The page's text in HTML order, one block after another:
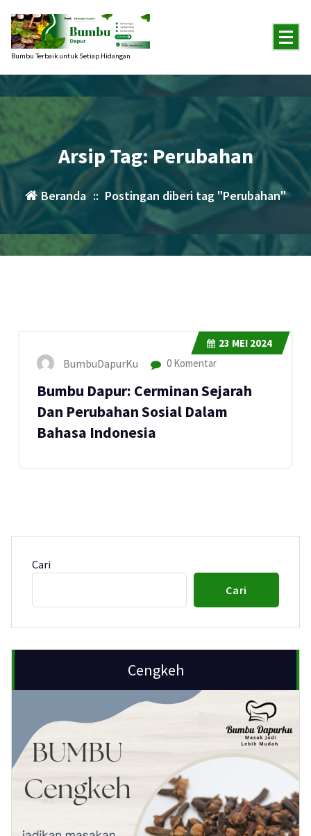
konten
Bumbu Terbaik untuk Setiap Hidangan
Arsip Tag: Perubahan
Beranda :: Postingan diberi tag "Perubahan"
23 MEI 2024
BumbuDapurKu 0 Komentar
Bumbu Dapur: Cerminan Sejarah
Dan Perubahan Sosial Dalam
Bahasa Indonesia
Cari
Cari
Cengkeh